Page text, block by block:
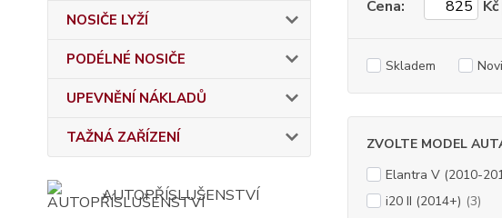
NOSIČE LYŽÍ
PODÉLNÉ NOSIČE
UPEVNĚNÍ NÁKLADŮ
TAŽNÁ ZAŘÍZENÍ
AUTOPŘÍSLUŠENSTVÍ
Cena: Kč
Skladem
ZVOLTE MODEL
Elantra V (2010-
i20 II (2014+) (3)